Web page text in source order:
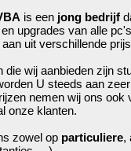
is een jong bedrijf
upgrades van alle
uit verschillende
die wij aanbieden zijn
U steeds aan
nemen wij ons
onze klanten.
zowel op particuliere,